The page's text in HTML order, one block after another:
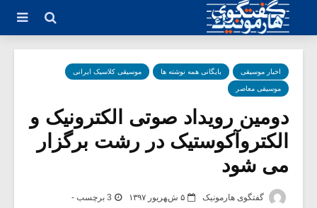
اخبار موسیقی بایگانی همه نوشته ها موسیقی کلاسیک ایرانی
موسیقی معاصر
دومین رویداد صوتی الکترونیک و
الکتروآکوستیک در رشت برگزار
می شود
گفتگوی هارمونیک ۵ شهریور ۱۳۹۷ 3 برچسب -